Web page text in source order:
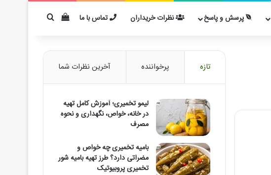
پرسش و پاسخ نظرات خریداران تماس با ما دیدن سبد خرید
برای مثال: کفیر
تازه پرخواننده آخرین نظرات شما
لیمو تخمیری؛ آموزش کامل تهیه
در خانه، خواص، نگهداری و نحوه
مصرف
بامیه تخمیری چه خواص و
مضراتی دارد؟ طرز تهیه بامیه شور
تخمیری پروبیوتیک